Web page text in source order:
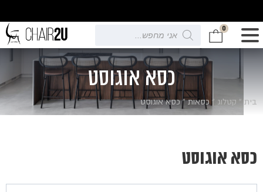
0
Products
search
כסא אוגוסט
בית » קטלוג » כסאות»כסא אוגוסט
כסא אוגוסט